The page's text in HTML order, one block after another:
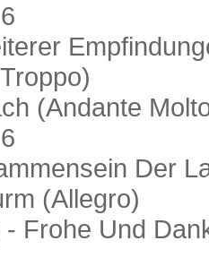
(Andante
Der
(Allegro)
Frohe Und